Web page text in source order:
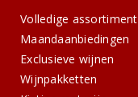
Volledige assortiment
Maandaanbiedingen
Exclusieve wijnen
Wijnpakketten